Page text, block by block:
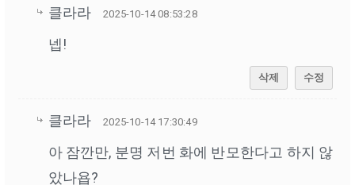
클라라 2025-10-14 08:53:28
넵!
삭제 수정
클라라 2025-10-14 17:30:49
아 잠깐만, 분명 저번 화에 반모한다고 하지 않
았나욥?